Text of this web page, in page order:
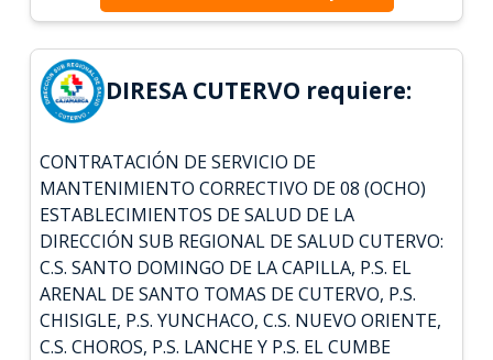
DIRESA CUTERVO requiere:
CONTRATACIÓN DE SERVICIO DE
MANTENIMIENTO CORRECTIVO DE 08 (OCHO)
ESTABLECIMIENTOS DE SALUD DE LA
DIRECCIÓN SUB REGIONAL DE SALUD CUTERVO:
C.S. SANTO DOMINGO DE LA CAPILLA, P.S. EL
ARENAL DE SANTO TOMAS DE CUTERVO, P.S.
CHISIGLE, P.S. YUNCHACO, C.S. NUEVO ORIENTE,
C.S. CHOROS, P.S. LANCHE Y P.S. EL CUMBE